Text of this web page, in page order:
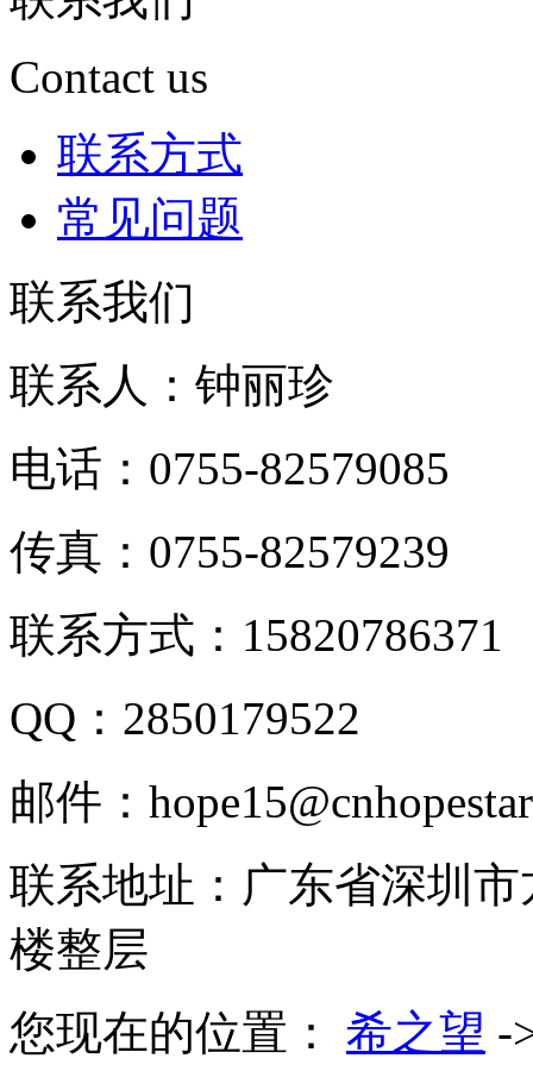
Contact us
联系方式
常见问题
联系我们
联系人：钟丽珍
电话：0755-82579085
传真：0755-82579239
联系方式：15820786371
QQ：2850179522
邮件：
联系地址：广东省深圳
楼整层
您现在的位置： 希之望 -